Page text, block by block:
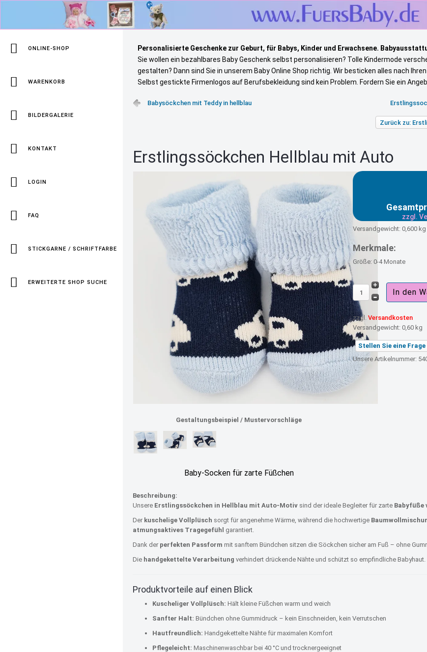
Personalisierte Geschenke zur Geburt, für Babys, Kinder und Erwachsene.
Sie wollen ein bezahlbares Baby Geschenk selbst personalisieren? Tolle Kindermode
gestalten? Dann sind Sie in unserem Baby Online Shop richtig. Wir besticken alles nach Ihren
Selbst gestickte Firmenlogos auf Berufsbekleidung sind kein Problem. Fordern Sie ein
ONLINE-SHOP
WARENKORB
BILDERGALERIE
KONTAKT
LOGIN
FAQ
STICKGARNE / SCHRIFTFARBE
ERWEITERTE SHOP SUCHE
Babysöckchen mit Teddy in hellblau
Zurück zu:
Erstlingssöckchen Hellblau mit Auto
Gestaltungsbeispiel / Mustervorschläge
Baby-Socken für zarte Füßchen
zzgl.
Versandgewicht: 0,600 kg
Merkmale:
Größe: 0-4 Monate
zzgl.Versandkosten
Versandgewicht:0,60 kg
Stellen Sie eine
Unsere Artikelnummer:
Beschreibung:
Unsere Erstlingssöckchen in Hellblau mit Auto-Motiv sind der ideale Begleiter für zarte Babyfüße
Der kuschelige Vollplüsch sorgt für angenehme Wärme, während die hochwertige
atmungsaktives Tragegefühl garantiert.
Dank der perfekten Passform mit sanftem Bündchen sitzen die Söckchen sicher am Fuß – ohne
Die handgekettelte Verarbeitung verhindert drückende Nähte und schützt so empfindliche Babyhaut.
Produktvorteile auf einen Blick
Kuscheliger Vollplüsch: Hält kleine Füßchen warm und weich
Sanfter Halt: Bündchen ohne Gummidruck – kein Einschneiden, kein Verrutschen
Hautfreundlich: Handgekettelte Nähte für maximalen Komfort
Pflegeleicht: Maschinenwaschbar bei 40 °C und trocknergeeignet